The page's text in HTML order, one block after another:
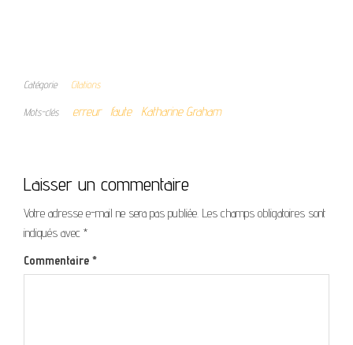
Catégorie Citations
Mots-clés erreur faute Katharine Graham
Laisser un commentaire
Votre adresse e-mail ne sera pas publiée. Les champs obligatoires sont
indiqués avec *
Commentaire *